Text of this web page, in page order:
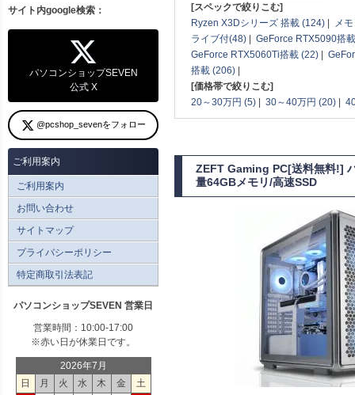
[スペックで絞りこむ]
Ryzen X3Dシリーズ 搭載 (124) |
メ
ライブ付(48) | GeForce RTX5090搭
GeForce RTX5060Ti搭載 (22) |
搭載 (206) |
[価格帯で絞りこむ]
20～30万円 (5) | 30～40万円 (20) |
ZEFT Gaming PC[送料無料!]
量64GBメモリ/高速SSD
サイト内google検索：
パソコンショップSEVEN
公式 X
@pcshop_sevenをフォロー
ご利用案内
ご利用案内
お問い合わせ
サイトマップ
プライバシーポリシー
特定商取引法表記
パソコンショップSEVEN 営業日
営業時間：10:00-17:00
※赤い日が休業日です。
2026年7月
日
月 火 水 木 金
土